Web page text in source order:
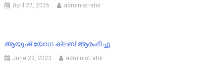
April 27, 2026 administrator
ആയുഷ് യോഗ ക്ലബ് ആരംഭിച്ചു.
June 23, 2023 administrator